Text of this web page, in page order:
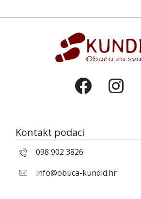
Kontakt podaci
098 902 3826
info@obuca-kundid.hr